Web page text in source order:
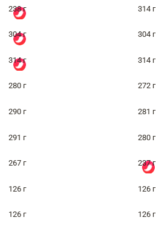
238 г 314 г
304 г 304 г
314 г 314 г
280 г 272 г
290 г 281 г
291 г 280 г
267 г 237 г
126 г 126 г
126 г 126 г